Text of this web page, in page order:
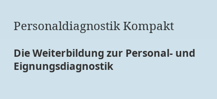
Personaldiagnostik Kompakt
Die Weiterbildung zur Personal- und
Eignungsdiagnostik